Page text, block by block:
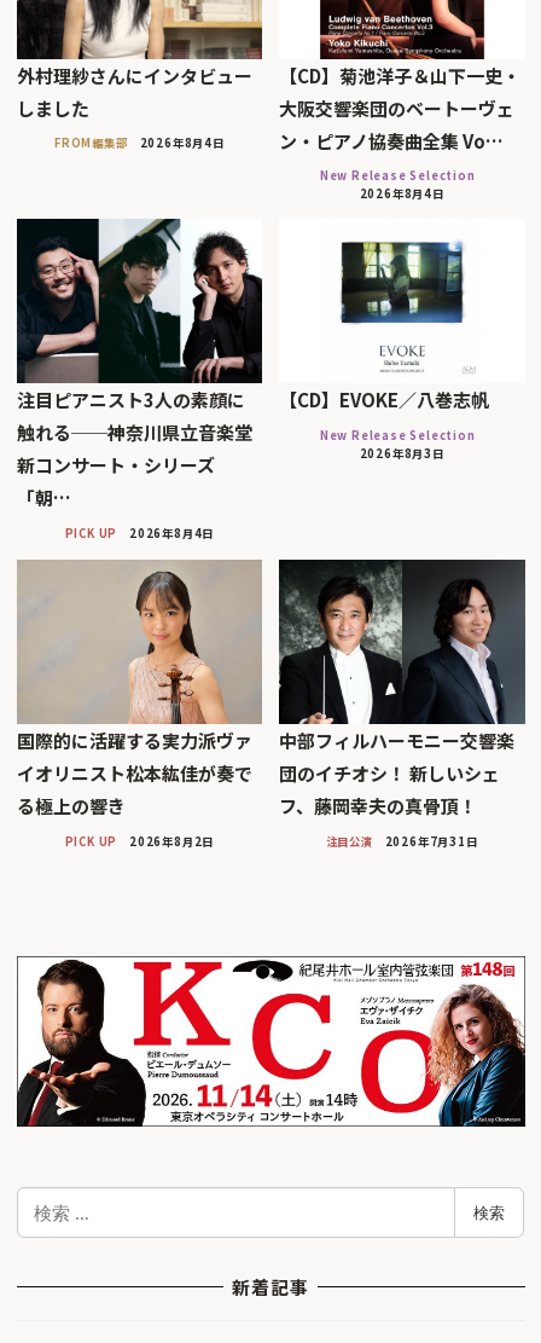
外村理紗さんにインタビュー
しました
FROM編集部 2026年8月4日
【CD】菊池洋子＆山下一史・
大阪交響楽団のベートーヴェ
ン・ピアノ協奏曲全集 Vo…
New Release Selection
2026年8月4日
注目ピアニスト3人の素顔に
触れる──神奈川県立音楽堂
新コンサート・シリーズ
「朝…
PICK UP 2026年8月4日
【CD】EVOKE／八巻志帆
New Release Selection
2026年8月3日
国際的に活躍する実力派ヴァ
イオリニスト松本紘佳が奏で
る極上の響き
PICK UP 2026年8月2日
中部フィルハーモニー交響楽
団のイチオシ！ 新しいシェ
フ、藤岡幸夫の真骨頂！
注目公演 2026年7月31日
検
索
検索
新着記事